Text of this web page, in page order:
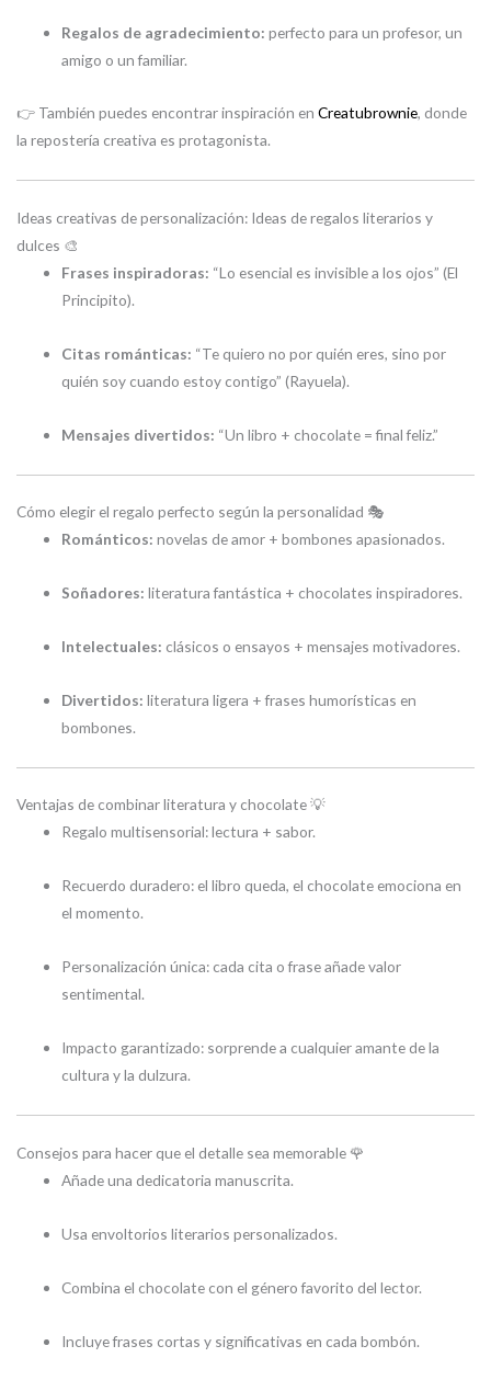
Regalos de agradecimiento: perfecto para un profesor, un
amigo o un familiar.
👉 También puedes encontrar inspiración en Creatubrownie, donde
la repostería creativa es protagonista.
Ideas creativas de personalización: Ideas de regalos literarios y
dulces 🎨
Frases inspiradoras: “Lo esencial es invisible a los ojos” (El
Principito).
Citas románticas: “Te quiero no por quién eres, sino por
quién soy cuando estoy contigo” (Rayuela).
Mensajes divertidos: “Un libro + chocolate = final feliz.”
Cómo elegir el regalo perfecto según la personalidad 🎭
Románticos: novelas de amor + bombones apasionados.
Soñadores: literatura fantástica + chocolates inspiradores.
Intelectuales: clásicos o ensayos + mensajes motivadores.
Divertidos: literatura ligera + frases humorísticas en
bombones.
Ventajas de combinar literatura y chocolate 💡
Regalo multisensorial: lectura + sabor.
Recuerdo duradero: el libro queda, el chocolate emociona en
el momento.
Personalización única: cada cita o frase añade valor
sentimental.
Impacto garantizado: sorprende a cualquier amante de la
cultura y la dulzura.
Consejos para hacer que el detalle sea memorable 🌹
Añade una dedicatoria manuscrita.
Usa envoltorios literarios personalizados.
Combina el chocolate con el género favorito del lector.
Incluye frases cortas y significativas en cada bombón.